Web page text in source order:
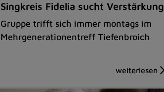
Singkreis Fidelia sucht Verstärkung
Gruppe trifft sich immer montags im
Mehrgenerationentreff Tiefenbroich